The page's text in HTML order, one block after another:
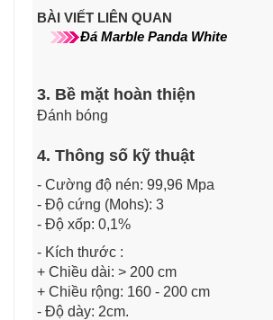
BÀI VIẾT LIÊN QUAN
Đá Marble Panda White
3. Bề mặt hoàn thiện
Đánh bóng
4. Thông số kỹ thuật
- Cường độ nén: 99,96 Mpa
- Độ cứng (Mohs): 3
- Độ xốp: 0,1%
- Kích thước :
+ Chiều dài: > 200 cm
+ Chiều rộng: 160 - 200 cm
- Độ dày: 2cm.